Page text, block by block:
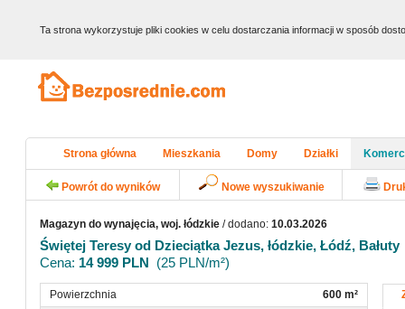
Ta strona wykorzystuje pliki cookies w celu dostarczania informacji w sposób
Strona główna Mieszkania Domy Działki
Powrót do wyników Nowe wyszukiwanie
Magazyn do wynajęcia, woj. łódzkie / dodano: 10.03.2026
Świętej Teresy od Dzieciątka Jezus, łódzkie, Łódź, Bałuty
Cena: 14 999 PLN (25 PLN/m²)
Powierzchnia
600 m²